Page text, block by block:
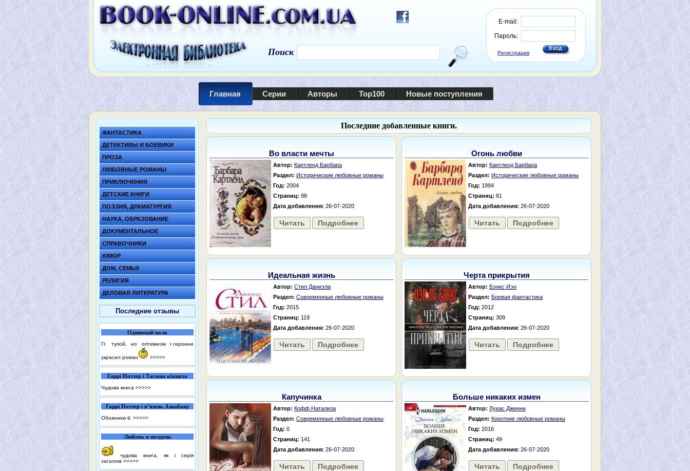
E-mail:
Пароль:
Регистрация
Поиск
Главная Серии Авторы Top100 Новые поступления
ФАНТАСТИКА
ДЕТЕКТИВЫ И БОЕВИКИ
ПРОЗА
ЛЮБОВНЫЕ РОМАНЫ
ПРИКЛЮЧЕНИЯ
ДЕТСКИЕ КНИГИ
ПОЭЗИЯ, ДРАМАТУРГИЯ
НАУКА, ОБРАЗОВАНИЕ
ДОКУМЕНТАЛЬНОЕ
СПРАВОЧНИКИ
ЮМОР
ДОМ, СЕМЬЯ
РЕЛИГИЯ
ДЕЛОВАЯ ЛИТЕРАТУРА
Последние отзывы
Одинокий волк
Гг. тупой, но оптимизм г.героини
украсил роман >>>>>
Гаррі Поттер і Таємна кімната
Чудова книга >>>>>
Гаррі Поттер і в’язень Азкабану
Обожнюю☺️ >>>>>
Любовь в полдень
чудова книга, як і серія
загалом >>>>>
Последние добавленные книги.
Во власти мечты
Автор: Картленд Барбара
Раздел: Исторические любовные романы
Год: 2004
Страниц: 98
Дата добавления: 26-07-2020
Читать Подробнее
Огонь любви
Автор: Картленд Барбара
Раздел: Исторические любовные романы
Год: 1994
Страниц: 81
Дата добавления: 26-07-2020
Читать Подробнее
Идеальная жизнь
Автор: Стил Даниэла
Раздел: Современные любовные романы
Год: 2015
Страниц: 119
Дата добавления: 26-07-2020
Читать Подробнее
Черта прикрытия
Автор: Бэнкс Иэн
Раздел: Боевая фантастика
Год: 2012
Страниц: 309
Дата добавления: 26-07-2020
Читать Подробнее
Капучинка
Автор: Кофф Натализа
Раздел: Современные любовные романы
Год: 0
Страниц: 141
Дата добавления: 26-07-2020
Читать Подробнее
Больше никаких измен
Автор: Лукас Дженни
Раздел: Короткие любовные романы
Год: 2016
Страниц: 49
Дата добавления: 26-07-2020
Читать Подробнее